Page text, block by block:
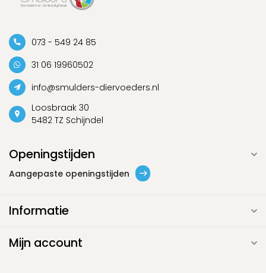
073 - 549 24 85
31 06 19960502
info@smulders-diervoeders.nl
Loosbraak 30
5482 TZ Schijndel
Openingstijden
Aangepaste openingstijden
Informatie
Mijn account